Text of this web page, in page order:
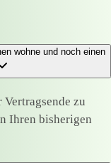
wohne und noch einen
zu
Ihren bisherigen